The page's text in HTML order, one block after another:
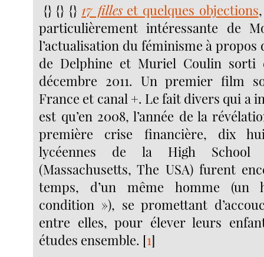
{} {} {} 17 filleset quelques objections
particulièrement intéressante de
l’actualisation du féminisme à
de Delphine et Muriel Coulin sorti
décembre 2011. Un premier film
France et canal +. Le fait divers qui a
est qu’en 2008, l’année de la
première crise financière, dix
lycéennes de la High School
(Massachusetts, The USA) furent
temps, d’un même homme (un
condition »), se promettant
entre elles, pour élever leurs
études ensemble. [1]